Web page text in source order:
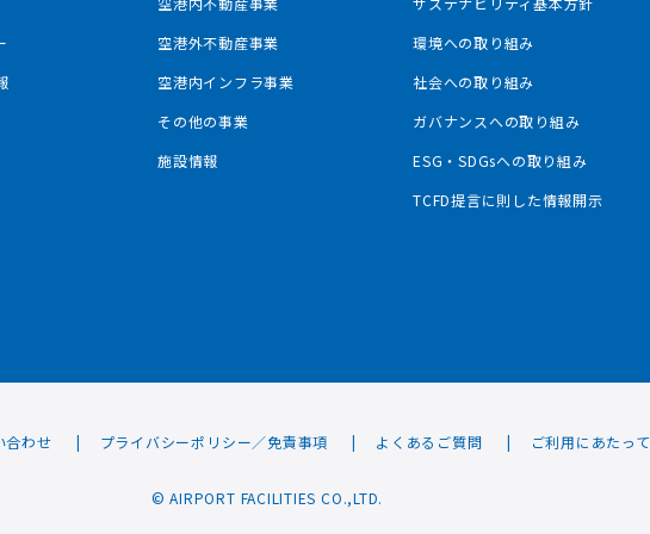
空港外不動産事業
空港内インフラ事業
その他の事業
施設情報
環境への取り組み
社会への取り組み
ガバナンスへの取り組み
ESG・SDGsへの取り組み
TCFD提言に則した情報開示
合わせ プライバシーポリシー／免責事項 よくあるご質問 ご利用にあたって
© AIRPORT FACILITIES CO.,LTD.